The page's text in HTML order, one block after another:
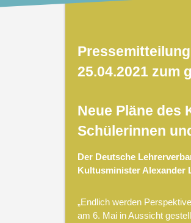
25.04.2021 zum
Neue Pläne des
Schülerinnen
Der Deutsche
Kultusminister Alexander
„Endlich werden
am 6. Mai in Aussicht